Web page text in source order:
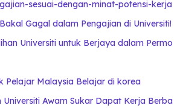
sesuai-dengan-minat-potensi-kerja
Gagal dalam Pengajian di Universiti!
Universiti untuk Berjaya dalam Permo
Pelajar Malaysia Belajar di korea
Universiti Awam Sukar Dapat Kerja Berba